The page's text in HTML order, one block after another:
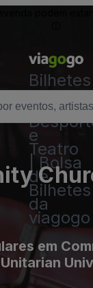
Bilhetes
-
e
Teatro
| Bolsa
de
Bilhetes
da
viagogo
em